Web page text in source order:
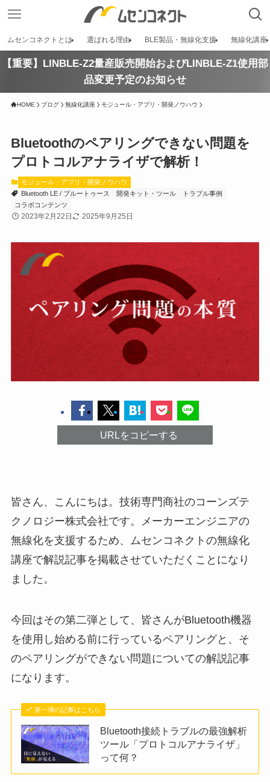
ムセンコネクトとは 選ばれる理由 BLE製品・無線化支援 無線化講座
【重要】LINBLE-Z2量産販売開始およびLINBLE-Z1使用部
品変更予定のお知らせ
HOME ブログ 無線化講座 モジュール・アプリ・開発ノウハウ
Bluetoothのペアリングできない問題を
プロトコルアナライザで解析！
モジュール・アプリ・開発ノウハウ
Bluetooth LE / ブルートゥース
開発キット・ツール
トラブル事例
コラボコンテンツ
2023年2月22日 2025年9月25日
URLをコピーする
皆さん、こんにちは。技術専門商社のコーンズテ
クノロジー株式会社です。メーカーエンジニアの
無線化を支援するため、ムセンコネクトの無線化
講座で解説記事を掲載させていただくことになり
ました。
今回はその第二弾として、皆さんがBluetooth機器
を使用し始める前に行っているペアリングと、そ
のペアリングができない問題についての解説記事
になります。
第一弾の記事はこちら
Bluetooth接続トラブルの最強解析
ツール「プロトコルアナライザ」
って何？